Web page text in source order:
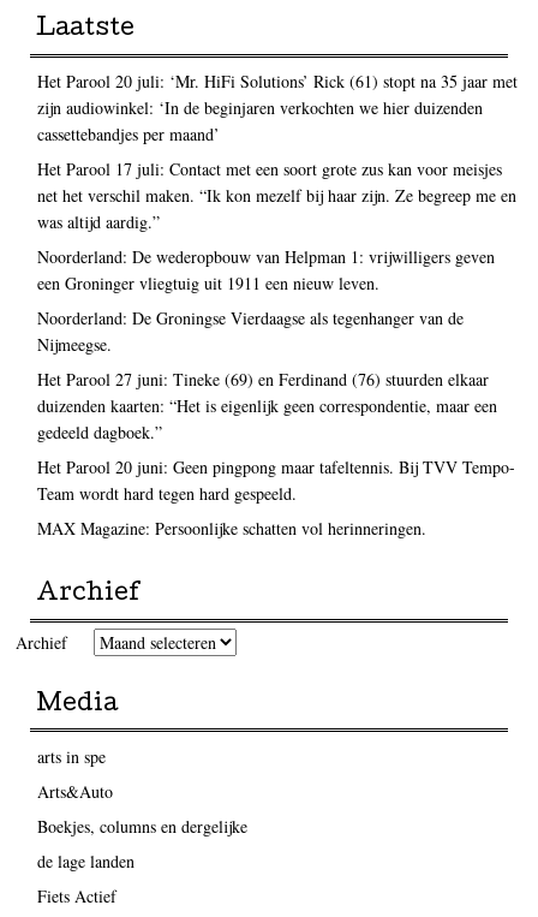
Laatste
Het Parool 20 juli: ‘Mr. HiFi Solutions’ Rick (61) stopt na 35 jaar met
zijn audiowinkel: ‘In de beginjaren verkochten we hier duizenden
cassettebandjes per maand’
Het Parool 17 juli: Contact met een soort grote zus kan voor meisjes
net het verschil maken. “Ik kon mezelf bij haar zijn. Ze begreep me en
was altijd aardig.”
Noorderland: De wederopbouw van Helpman 1: vrijwilligers geven
een Groninger vliegtuig uit 1911 een nieuw leven.
Noorderland: De Groningse Vierdaagse als tegenhanger van de
Nijmeegse.
Het Parool 27 juni: Tineke (69) en Ferdinand (76) stuurden elkaar
duizenden kaarten: “Het is eigenlijk geen correspondentie, maar een
gedeeld dagboek.”
Het Parool 20 juni: Geen pingpong maar tafeltennis. Bij TVV Tempo-
Team wordt hard tegen hard gespeeld.
MAX Magazine: Persoonlijke schatten vol herinneringen.
Archief
Archief
Media
arts in spe
Arts&Auto
Boekjes, columns en dergelijke
de lage landen
Fiets Actief